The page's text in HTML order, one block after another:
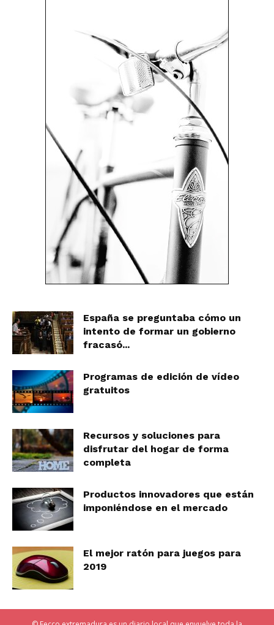
España se preguntaba cómo un
intento de formar un gobierno
fracasó...
Programas de edición de vídeo
gratuitos
Recursos y soluciones para
disfrutar del hogar de forma
completa
Productos innovadores que están
imponiéndose en el mercado
El mejor ratón para juegos para
2019